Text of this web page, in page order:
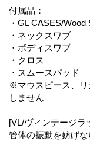
付属品：
・GL CASES/
・ネックスワブ
・ボディスワブ
・クロス
・スムースパッド
※マウスピース、リ
しません
[VL/ヴィンテージラ
管体の振動を妨げ